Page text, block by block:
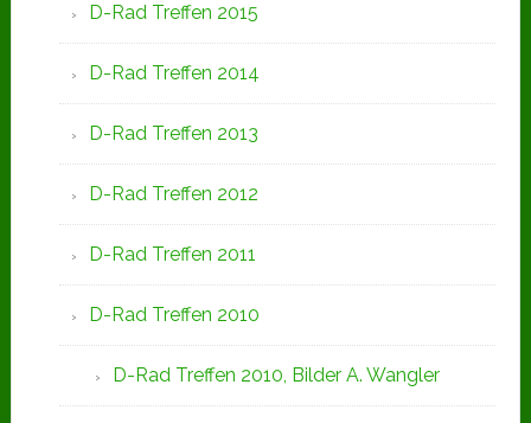
D-Rad Treffen 2015
D-Rad Treffen 2014
D-Rad Treffen 2013
D-Rad Treffen 2012
D-Rad Treffen 2011
D-Rad Treffen 2010
D-Rad Treffen 2010, Bilder A. Wangler